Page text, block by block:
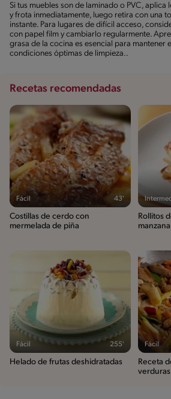
Si tus muebles son de laminado o PVC,
y frota inmediatamente, luego retira con una
instante. Para lugares de difícil acceso,
con papel film y cambiarlo regularmente.
grasa de la cocina es esencial para mantener
condiciones óptimas de limpieza..
Recetas recomendadas
Fácil 43'
Costillas de cerdo con
mermelada de piña
Rollitos
Fácil 255'
Helado de frutas deshidratadas
Fácil
Receta